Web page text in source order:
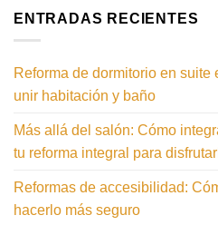
ENTRADAS RECIENTES
Reforma de dormitorio en suite
unir habitación y baño
Más allá del salón: Cómo
tu reforma integral para
Reformas de accesibilidad:
hacerlo más seguro